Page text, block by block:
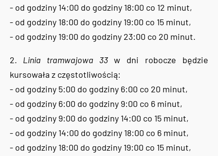
- od godziny 14:00 do godziny 18:00 co 12 minut,
- od godziny 18:00 do godziny 19:00 co 15 minut,
- od godziny 19:00 do godziny 23:00 co 20 minut.
2. Linia tramwajowa 33 w dni robocze będzie
kursowała z częstotliwością:
- od godziny 5:00 do godziny 6:00 co 20 minut,
- od godziny 6:00 do godziny 9:00 co 6 minut,
- od godziny 9:00 do godziny 14:00 co 15 minut,
- od godziny 14:00 do godziny 18:00 co 6 minut,
- od godziny 18:00 do godziny 19:00 co 15 minut,